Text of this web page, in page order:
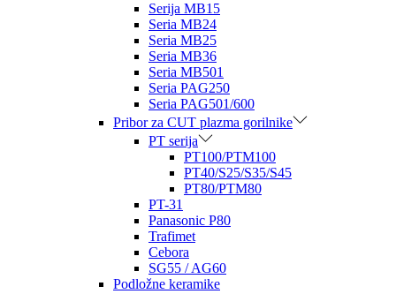
Serija MB15
Seria MB24
Seria MB25
Seria MB36
Seria MB501
Seria PAG250
Seria PAG501/600
Pribor za CUT plazma gorilnike
PT serija
PT100/PTM100
PT40/S25/S35/S45
PT80/PTM80
PT-31
Panasonic P80
Trafimet
Cebora
SG55 / AG60
Podložne keramike